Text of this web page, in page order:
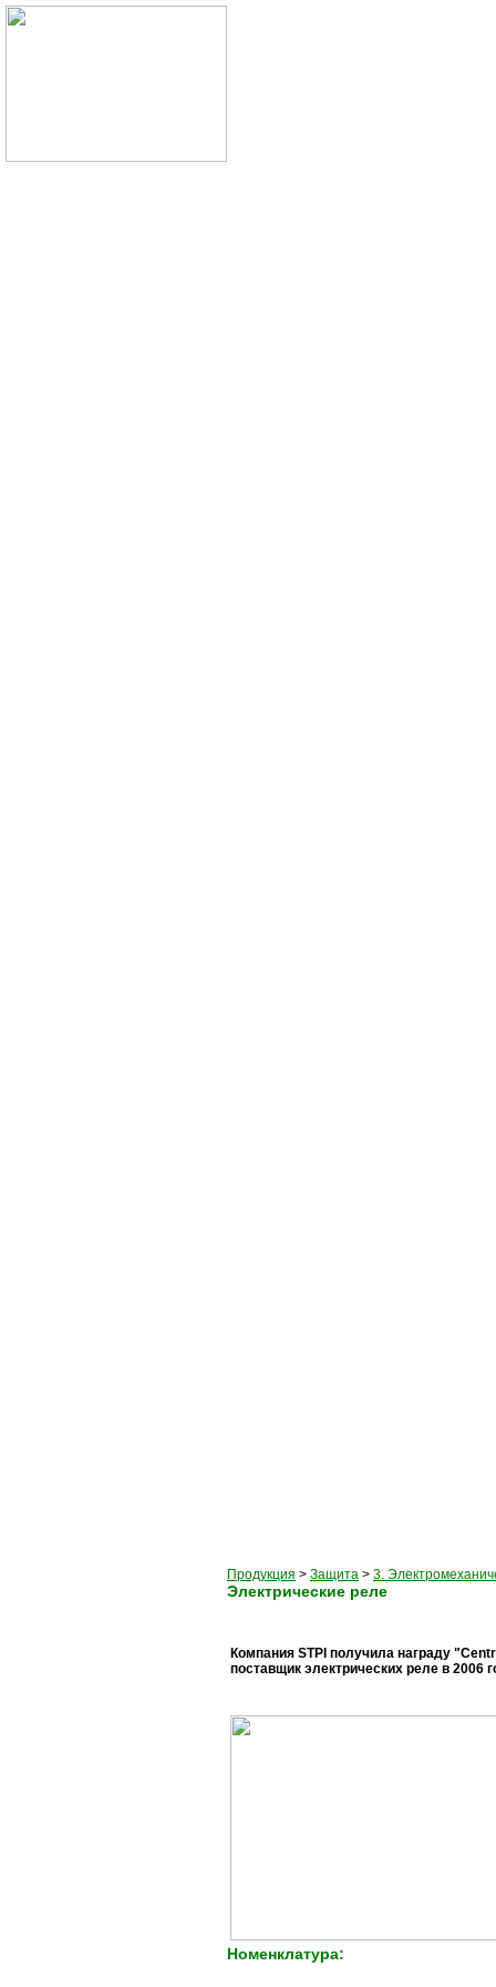
Продукция > Защита > 3.
Электрические реле
Компания STPI получила награду
поставщик электрических реле в 2006
Номенклатура: